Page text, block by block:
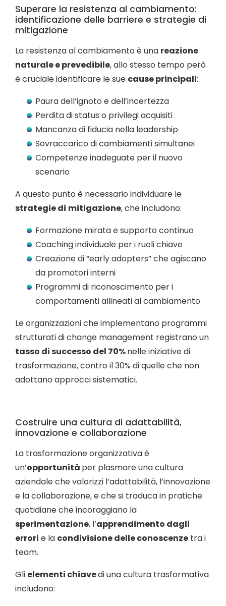
Superare la resistenza al cambiamento:
identificazione delle barriere e strategie di
mitigazione
La resistenza al cambiamento è una reazione
naturale e prevedibile, allo stesso tempo però
è cruciale identificare le sue cause principali:
Paura dell’ignoto e dell’incertezza
Perdita di status o privilegi acquisiti
Mancanza di fiducia nella leadership
Sovraccarico di cambiamenti simultanei
Competenze inadeguate per il nuovo
scenario
A questo punto è necessario individuare le
strategie di mitigazione, che includono:
Formazione mirata e supporto continuo
Coaching individuale per i ruoli chiave
Creazione di “early adopters” che agiscano
da promotori interni
Programmi di riconoscimento per i
comportamenti allineati al cambiamento
Le organizzazioni che implementano programmi
strutturati di change management registrano un
tasso di successo del 70%nelle iniziative di
trasformazione, contro il 30% di quelle che non
adottano approcci sistematici.
Costruire una cultura di adattabilità,
innovazione e collaborazione
La trasformazione organizzativa è
un’opportunità per plasmare una cultura
aziendale che valorizzi l’adattabilità, l’innovazione
e la collaborazione, e che si traduca in pratiche
quotidiane che incoraggiano la
sperimentazione, l’apprendimento dagli
errori e la condivisione delle conoscenze tra i
team.
Gli elementi chiavedi una cultura trasformativa
includono: